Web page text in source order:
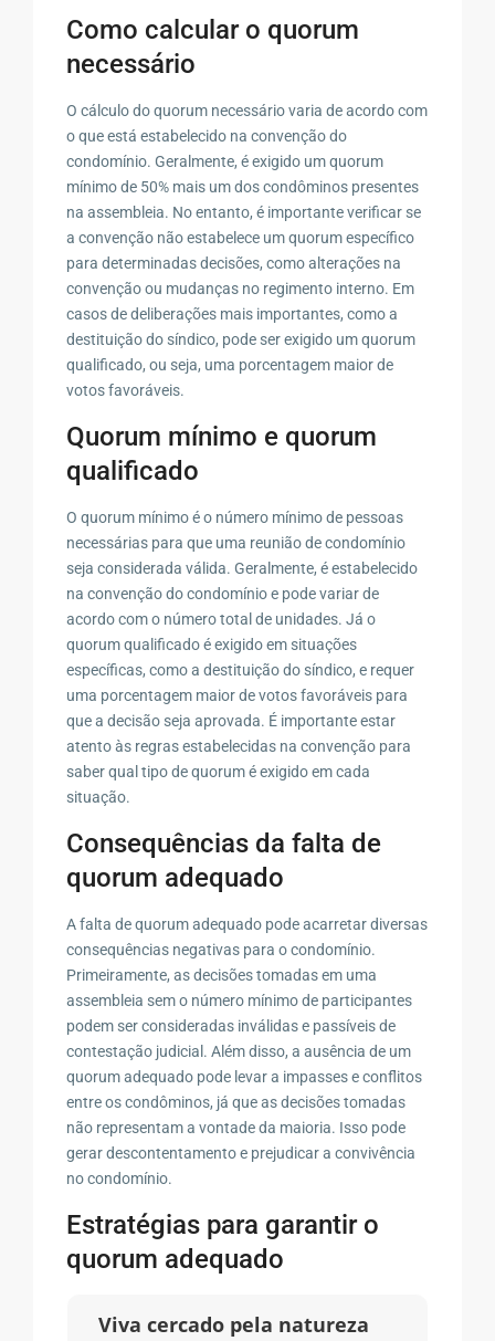
Como calcular o quorum
necessário
O cálculo do quorum necessário varia de acordo com
o que está estabelecido na convenção do
condomínio. Geralmente, é exigido um quorum
mínimo de 50% mais um dos condôminos presentes
na assembleia. No entanto, é importante verificar se
a convenção não estabelece um quorum específico
para determinadas decisões, como alterações na
convenção ou mudanças no regimento interno. Em
casos de deliberações mais importantes, como a
destituição do síndico, pode ser exigido um quorum
qualificado, ou seja, uma porcentagem maior de
votos favoráveis.
Quorum mínimo e quorum
qualificado
O quorum mínimo é o número mínimo de pessoas
necessárias para que uma reunião de condomínio
seja considerada válida. Geralmente, é estabelecido
na convenção do condomínio e pode variar de
acordo com o número total de unidades. Já o
quorum qualificado é exigido em situações
específicas, como a destituição do síndico, e requer
uma porcentagem maior de votos favoráveis para
que a decisão seja aprovada. É importante estar
atento às regras estabelecidas na convenção para
saber qual tipo de quorum é exigido em cada
situação.
Consequências da falta de
quorum adequado
A falta de quorum adequado pode acarretar diversas
consequências negativas para o condomínio.
Primeiramente, as decisões tomadas em uma
assembleia sem o número mínimo de participantes
podem ser consideradas inválidas e passíveis de
contestação judicial. Além disso, a ausência de um
quorum adequado pode levar a impasses e conflitos
entre os condôminos, já que as decisões tomadas
não representam a vontade da maioria. Isso pode
gerar descontentamento e prejudicar a convivência
no condomínio.
Estratégias para garantir o
quorum adequado
Viva cercado pela natureza